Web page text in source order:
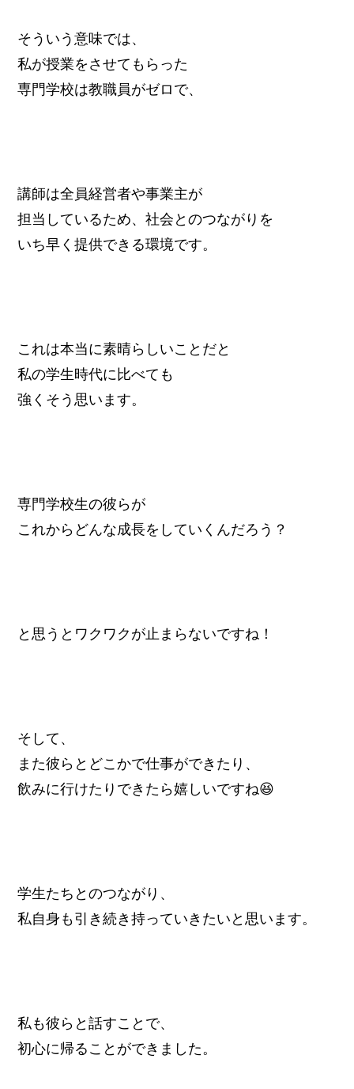
そういう意味では、
私が授業をさせてもらった
専門学校は教職員がゼロで、
講師は全員経営者や事業主が
担当しているため、社会とのつながりを
いち早く提供できる環境です。
これは本当に素晴らしいことだと
私の学生時代に比べても
強くそう思います。
専門学校生の彼らが
これからどんな成長をしていくんだろう？
と思うとワクワクが止まらないですね！
そして、
また彼らとどこかで仕事ができたり、
飲みに行けたりできたら嬉しいですね😆
学生たちとのつながり、
私自身も引き続き持っていきたいと思います。
私も彼らと話すことで、
初心に帰ることができました。